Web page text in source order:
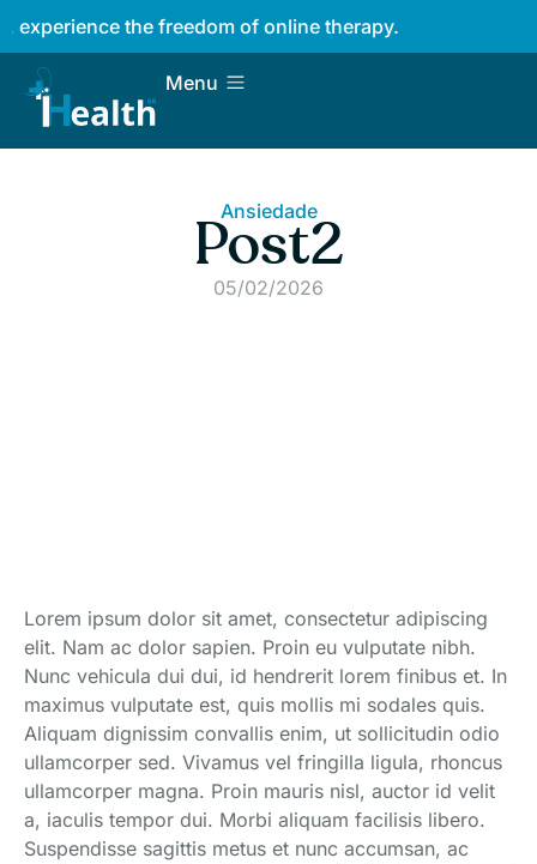
Taking care of your mind
Menu
Ansiedade
Post2
05/02/2026
Lorem ipsum dolor sit amet, consectetur adipiscing
elit. Nam ac dolor sapien. Proin eu vulputate nibh.
Nunc vehicula dui dui, id hendrerit lorem finibus et. In
maximus vulputate est, quis mollis mi sodales quis.
Aliquam dignissim convallis enim, ut sollicitudin odio
ullamcorper sed. Vivamus vel fringilla ligula, rhoncus
ullamcorper magna. Proin mauris nisl, auctor id velit
a, iaculis tempor dui. Morbi aliquam facilisis libero.
Suspendisse sagittis metus et nunc accumsan, ac